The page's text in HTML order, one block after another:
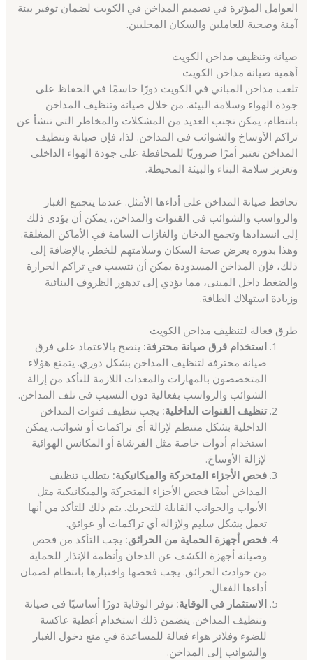
العوامل المؤثرة في تصميم المداخن في الكويت لضمان توفير بيئة
آمنة وصحية للعاملين والسكان المحليين.
صيانة وتنظيف مداخن الكويت
أهمية صيانة مداخن الكويت
تلعب مداخن المباني في الكويت دورًا حاسمًا في الحفاظ على
جودة الهواء وسلامة البيئة. من خلال صيانة وتنظيف المداخن
بانتظام، يمكن تجنب العديد من المشكلات والمخاطر التي تنشأ عن
تراكم الأوساخ والشوائب في المداخن. لذا، فإن صيانة وتنظيف
المداخن تعتبر أمرًا ضروريًا للمحافظة على جودة الهواء الداخلي
وتعزيز سلامة البناء والبيئة المحيطة.
تحافظ صيانة المداخن على أداءها الأمثل. عندما يتجمع الغبار
والرواسب والشوائب في القنوات والمداخن، يمكن أن يؤدي ذلك
إلى انسدادها وتجمع الدخان والغازات السامة في الأماكن المغلقة.
وهذا بدوره يعرض صحة السكان وسلامتهم للخطر. بالإضافة إلى
ذلك، فإن المداخن المسدودة يمكن أن تتسبب في تراكم الحرارة
والضغط داخل المبنى، مما يؤدي إلى تدهور الظروف البنائية
وزيادة استهلاك الطاقة.
طرق فعالة لتنظيف مداخن الكويت
استخدام فرق صيانة محترفة: ينصح بالاعتماد على فرق
صيانة محترفة لتنظيف المداخن بشكل دوري. يتمتع هؤلاء
المتخصصون بالمهارات والمعدات اللازمة للتأكد من إزالة
الشوائب والرواسب بفعالية دون التسبب في تلف المداخن.
تنظيف القنوات الداخلية: يجب تنظيف قنوات المداخن
الداخلية بشكل منتظم لإزالة أي تراكمات أو شوائب. يمكن
استخدام أدوات خاصة مثل الفرشاة أو المكانس الهوائية
لإزالة الأوساخ.
فحص الأجزاء المتحركة والميكانيكية: يتطلب تنظيف
المداخن أيضًا فحص الأجزاء المتحركة والميكانيكية مثل
الأبواب والجوانب القابلة للتحريك. يتم ذلك للتأكد من أنها
تعمل بشكل سليم ولإزالة أي تراكمات أو عوائق.
فحص أجهزة الحماية من الحرائق: يجب التأكد من فحص
وصيانة أجهزة الكشف عن الدخان وأنظمة الإنذار للحماية
من حوادث الحرائق. يجب فحصها واختبارها بانتظام لضمان
أداءها الفعال.
الاستثمار في الوقاية: توفر الوقاية دورًا أساسيًا في صيانة
وتنظيف المداخن. يتضمن ذلك استخدام أغطية عاكسة
للضوء وفلاتر هواء فعالة للمساعدة في منع دخول الغبار
والشوائب إلى المداخن.